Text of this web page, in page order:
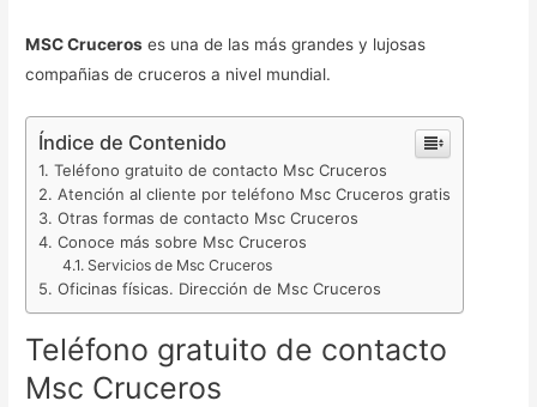
MSC Cruceros es una de las más grandes y lujosas
compañias de cruceros a nivel mundial.
Índice de Contenido
Teléfono gratuito de contacto Msc Cruceros
Atención al cliente por teléfono Msc Cruceros gratis
Otras formas de contacto Msc Cruceros
Conoce más sobre Msc Cruceros
Servicios de Msc Cruceros
Oficinas físicas. Dirección de Msc Cruceros
Teléfono gratuito de contacto
Msc Cruceros